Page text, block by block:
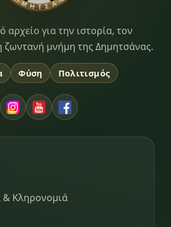
αρχείο για την ιστορία, τον
ζωντανή μνήμη της Δημητσάνας.
Φύση Πολιτισμός
Κληρονομιά